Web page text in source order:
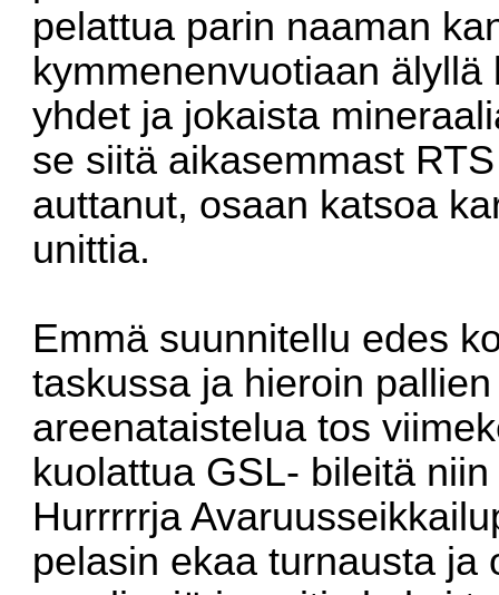
pelattua parin naaman
kymmenenvuotiaan
yhdet ja jokaista
se siitä aikasemmast
auttanut, osaan katsoa
unittia.
Emmä suunnitellu edes
taskussa ja hieroin
areenataistelua tos
kuolattua GSL- bileitä
Hurrrrrja
pelasin ekaa turnausta ja